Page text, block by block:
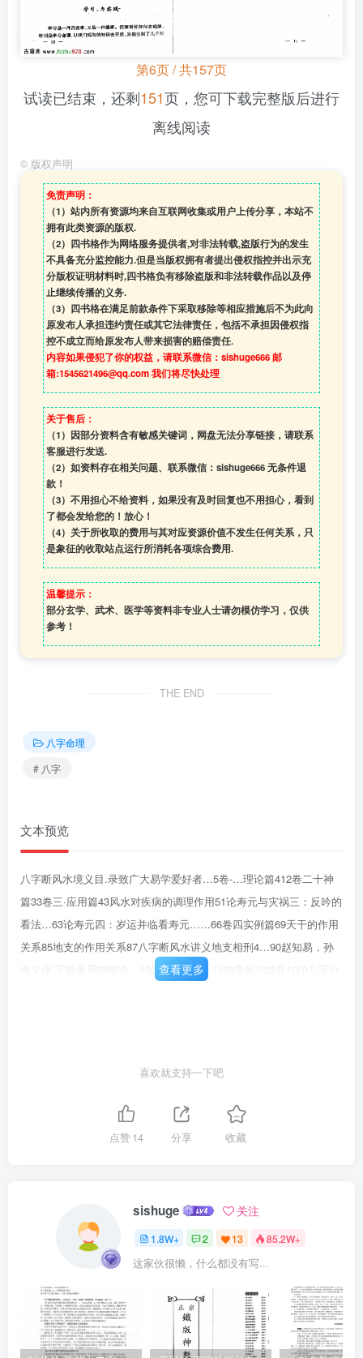
第6页 / 共157页
试读已结束，还剩151页，您可下载完整版后进行
离线阅读
© 版权声明
免责声明：
（1）站内所有资源均来自互联网收集或用户上传分享，本站不
拥有此类资源的版权.
（2）四书格作为网络服务提供者,对非法转载,盗版行为的发生
不具备充分监控能力.但是当版权拥有者提出侵权指控并出示充
分版权证明材料时,四书格负有移除盗版和非法转载作品以及停
止继续传播的义务.
（3）四书格在满足前款条件下采取移除等相应措施后不为此向
原发布人承担违约责任或其它法律责任，包括不承担因侵权指
控不成立而给原发布人带来损害的赔偿责任.
内容如果侵犯了你的权益，请联系微信：sishuge666 邮
箱:1545621496@qq.com 我们将尽快处理
关于售后：
（1）因部分资料含有敏感关键词，网盘无法分享链接，请联系
客服进行发送.
（2）如资料存在相关问题、联系微信：sishuge666 无条件退
款！
（3） 不用担心不给资料，如果没有及时回复也不用担心，看到
了都会发给您的！放心！
（4） 关于所收取的费用与其对应资源价值不发生任何关系，只
是象征的收取站点运行所消耗各项综合费用.
温馨提示：
部分玄学、武术、医学等资料非专业人士请勿模仿学习，仅供
参考！
THE END
八字命理
# 八字
文本预览
八字断风水境义目.录致广大易学爱好者…5卷-…理论篇412卷二十神
篇33卷三·应用篇43风水对疾病的调理作用51论寿元与灾祸三：反吟的
看法…63论寿元四：岁运并临看寿元……66卷四实例篇69天干的作用
关系85地支的作用关系87八字断风水讲义地支相刑4…90赵知易，孙
海义张·字校著用抻细论…105开本：850×1168毫米1/32开10印八字分
查看更多
喜欢就支持一下吧
点赞14 分享 收藏
sishuge 关注
1.8W+ 2 13 85.2W+
这家伙很懒，什么都没有写...